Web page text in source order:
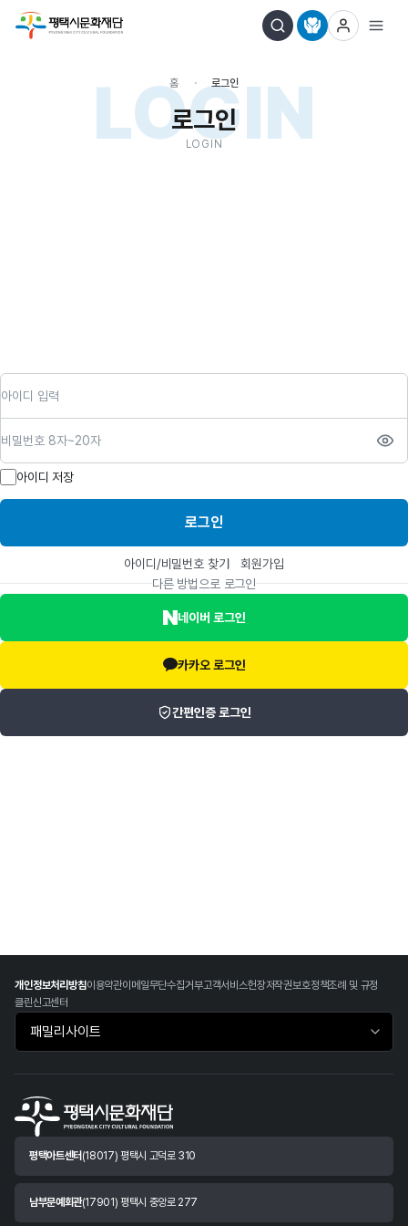
LOGIN
홈 로그인
로그인
LOGIN
아이디 저장
로그인
아이디/비밀번호 찾기
회원가입
다른 방법으로 로그인
네이버 로그인
카카오 로그인
간편인증 로그인
개인정보처리방침이용약관이메일무단수집거부고객서비스헌장저작권보호정책조례 및 규정
클린신고센터
패밀리사이트 바로가기
평택아트센터 (18017) 평택시 고덕로 310
남부문예회관(17901) 평택시 중앙로 277